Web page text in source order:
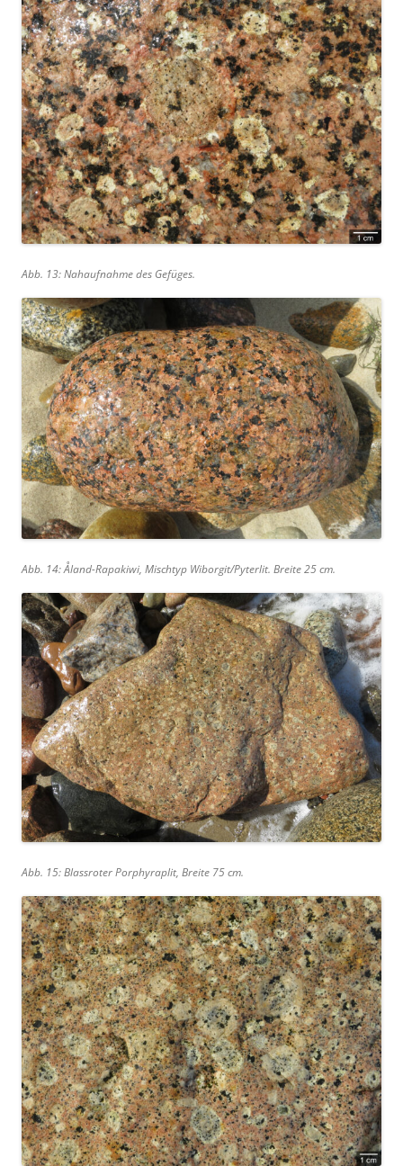
Abb. 13: Nahaufnahme des Gefüges.
Abb. 14: Åland-Rapakiwi, Mischtyp Wiborgit/Pyterlit. Breite 25 cm.
Abb. 15: Blassroter Porphyraplit, Breite 75 cm.